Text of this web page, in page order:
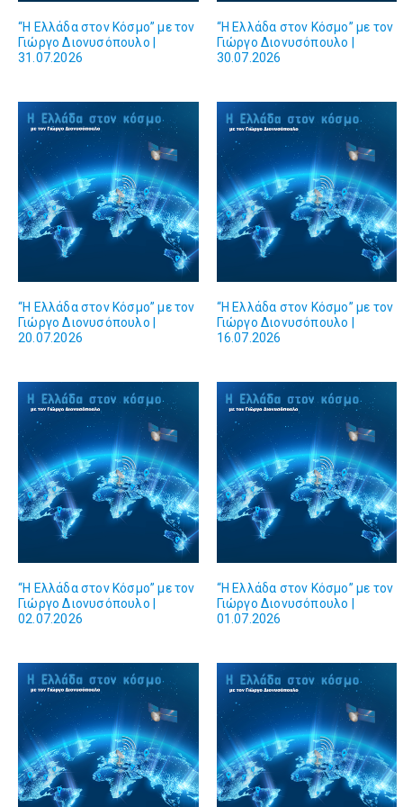
“Η Ελλάδα στον Κόσμο” με τον
Γιώργο Διονυσόπουλο |
31.07.2026
“Η Ελλάδα στον Κόσμο” με τον
Γιώργο Διονυσόπουλο |
30.07.2026
“Η Ελλάδα στον Κόσμο” με τον
Γιώργο Διονυσόπουλο |
20.07.2026
“Η Ελλάδα στον Κόσμο” με τον
Γιώργο Διονυσόπουλο |
16.07.2026
“Η Ελλάδα στον Κόσμο” με τον
Γιώργο Διονυσόπουλο |
02.07.2026
“Η Ελλάδα στον Κόσμο” με τον
Γιώργο Διονυσόπουλο |
01.07.2026